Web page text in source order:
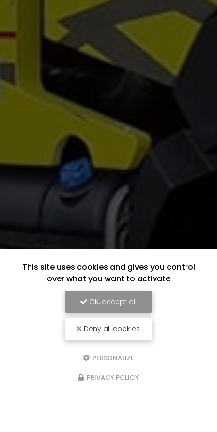
This site uses cookies and gives you control
over what you want to activate
OK, accept all
Deny all cookies
PERSONALIZE
PRIVACY POLICY